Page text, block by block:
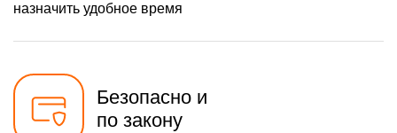
назначить удобное время
Безопасно и
по закону